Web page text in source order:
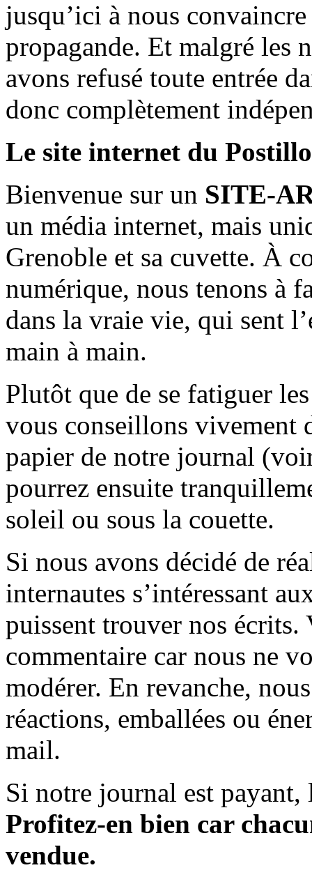
jusqu’ici à nous
propagande. Et malgré les
avons refusé toute entrée
donc complètement
Le site internet du
Bienvenue sur un SITE-
un média internet, mais
Grenoble et sa cuvette. À
numérique, nous tenons à
dans la vraie vie, qui sent
main à main.
Plutôt que de se fatiguer
vous conseillons vivement
papier de notre journal
pourrez ensuite
soleil ou sous la couette.
Si nous avons décidé de
internautes s’intéressant
puissent trouver nos écrits.
commentaire car nous ne
modérer. En revanche,
réactions, emballées ou
mail.
Si notre journal est payant,
Profitez-en bien car
vendue.